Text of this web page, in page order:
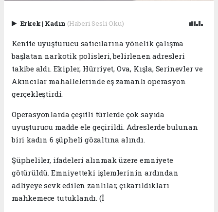
Erkek| Kadın (Haberi Sesli Oku)
Kentte uyuşturucu satıcılarına yönelik çalışma
başlatan narkotik polisleri, belirlenen adresleri
takibe aldı. Ekipler, Hürriyet, Ova, Kışla, Serinevler ve
Akıncılar mahallelerinde eş zamanlı operasyon
gerçekleştirdi.
Operasyonlarda çeşitli türlerde çok sayıda
uyuşturucu madde ele geçirildi. Adreslerde bulunan
biri kadın 6 şüpheli gözaltına alındı.
Şüpheliler, ifadeleri alınmak üzere emniyete
götürüldü. Emniyetteki işlemlerinin ardından
adliyeye sevk edilen zanlılar, çıkarıldıkları
mahkemece tutuklandı. (İ